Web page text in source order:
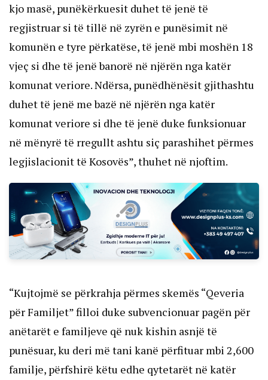
kjo masë, punëkërkuesit duhet të jenë të
regjistruar si të tillë në zyrën e punësimit në
komunën e tyre përkatëse, të jenë mbi moshën 18
vjeç si dhe të jenë banorë në njërën nga katër
komunat veriore. Ndërsa, punëdhënësit gjithashtu
duhet të jenë me bazë në njërën nga katër
komunat veriore si dhe të jenë duke funksionuar
në mënyrë të rregullt ashtu siç parashihet përmes
legjislacionit të Kosovës”, thuhet në njoftim.
“Kujtojmë se përkrahja përmes skemës “Qeveria
për Familjet” filloi duke subvencionuar pagën për
anëtarët e familjeve që nuk kishin asnjë të
punësuar, ku deri më tani kanë përfituar mbi 2,600
familje, përfshirë këtu edhe qytetarët në katër